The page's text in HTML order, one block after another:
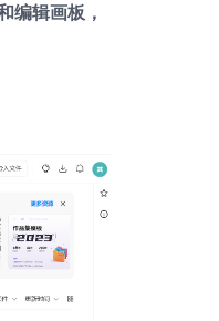
编辑画板，